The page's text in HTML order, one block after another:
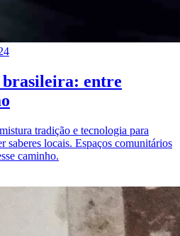
entre
tradição e tecnologia para
saberes locais. Espaços comunitários
caminho.